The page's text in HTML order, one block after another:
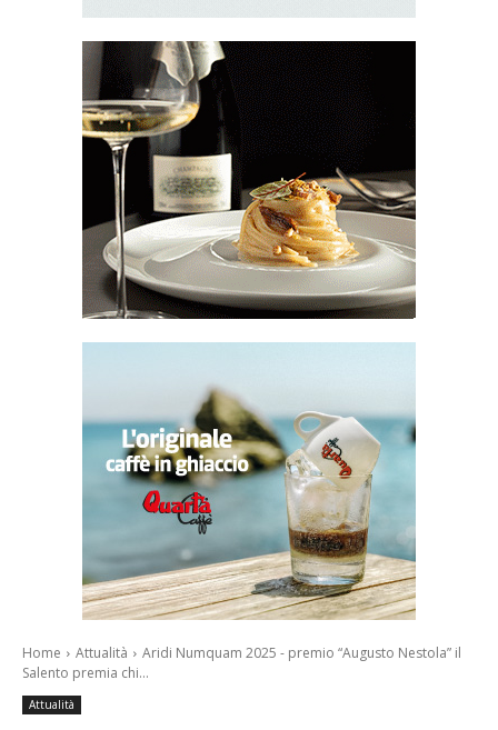
Home Attualità
Aridi Numquam 2025 - premio “Augusto Nestola” il
Salento premia chi...
Attualità